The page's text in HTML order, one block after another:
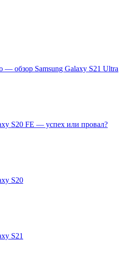
— обзор Samsung Galaxy S21 Ultra
S20 FE — успех или провал?
S20
S21